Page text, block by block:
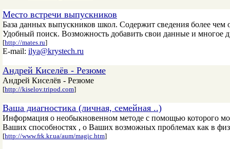
Место встречи выпускников
База данных выпускников школ. Содержит сведения более
Удобный поиск. Возможность добавить свои данные и многое
[http://mates.ru]
E-mail: ilya@krystech.ru
Андрей Киселёв - Резюме
Андрей Киселёв - Резюме
[http://kiselov.tripod.com]
Ваша диагностика (личная, семейная ..)
Информация о необыкновенном методе с помощью которого
Ваших способностях , о Ваших возможных проблемах как в
[http://www.frk.kr.ua/aum/magic.htm]